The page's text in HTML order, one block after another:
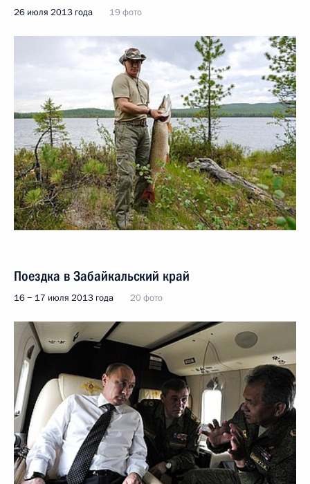
26 июля 2013 года 19 фото
Поездка в Забайкальский край
16 − 17 июля 2013 года 20 фото